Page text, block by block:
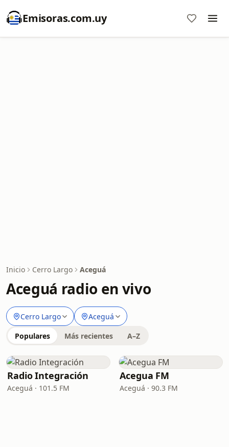
Emisoras.com.uy
Inicio Cerro Largo Aceguá
Aceguá radio en vivo
Cerro Largo Aceguá
Populares Más recientes A–Z
Radio Integración
Aceguá · 101.5 FM
Acegua FM
Aceguá · 90.3 FM